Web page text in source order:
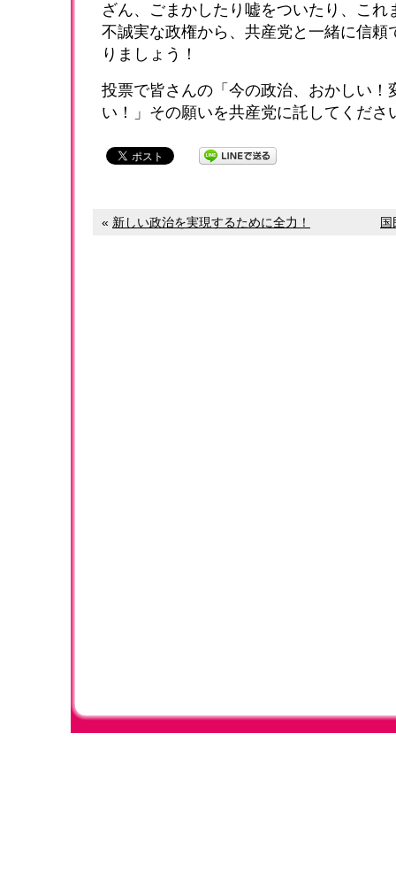
ざん、ごまかしたり嘘をついたり、これ
不誠実な政権から、共産党と一緒に信頼
りましょう！
投票で皆さんの「今の政治、おかしい！
い！」その願いを共産党に託してくださ
« 新しい政治を実現するために全力！